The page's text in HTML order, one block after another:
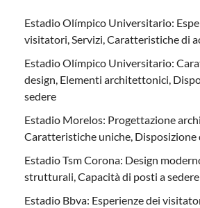
Estadio Olímpico Universitario:
visitatori, Servizi, Caratteristiche di
Estadio Olímpico Universitario:
design, Elementi architettonici,
sedere
Estadio Morelos: Progettazione
Caratteristiche uniche, Disposizione
Estadio Tsm Corona: Design
strutturali, Capacità di posti a sedere
Estadio Bbva: Esperienze dei